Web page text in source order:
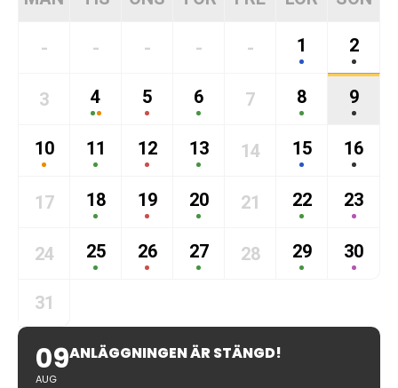
- - - - - 1 2
3 4 5 6 7 8 9
10 11 12 13 14 15 16
17 18 19 20 21 22 23
24 25 26 27 28 29 30
31
09
AUG
ANLÄGGNINGEN ÄR STÄNGD!